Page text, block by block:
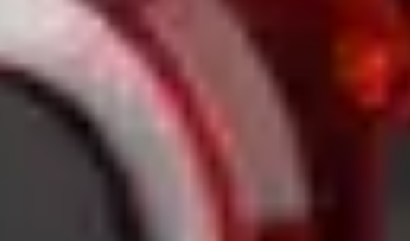
Mode Accessible